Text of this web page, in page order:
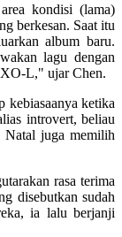
kondisi (lama)
berkesan. Saat itu
album baru.
lagu dengan
L," ujar Chen.
kebiasaanya ketika
introvert, beliau
Natal juga memilih
rasa terima
disebutkan sudah
ia lalu berjanji